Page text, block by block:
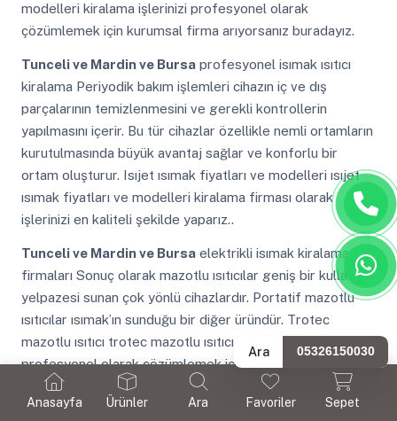
Anasayfa Ürünler Ara Favoriler Sepet
modelleri kiralama işlerinizi profesyonel olarak
çözümlemek için kurumsal firma arıyorsanız buradayız.
Tunceli ve Mardin ve Bursaprofesyonel isımak ısıtıcı
kiralama Periyodik bakım işlemleri cihazın iç ve dış
parçalarının temizlenmesini ve gerekli kontrollerin
yapılmasını içerir. Bu tür cihazlar özellikle nemli ortamların
kurutulmasında büyük avantaj sağlar ve konforlu bir
ortam oluşturur. Isıjet ısımak fiyatları ve modelleri ısıjet
ısımak fiyatları ve modelleri kiralama firması olarak
işlerinizi en kaliteli şekilde yaparız..
Tunceli ve Mardin ve Bursaelektrikli isımak kiralama
firmaları Sonuç olarak mazotlu ısıtıcılar geniş bir kullanım
yelpazesi sunan çok yönlü cihazlardır. Portatif mazotlu
ısıtıcılar ısımak’ın sunduğu bir diğer üründür. Trotec
mazotlu ısıtıcı trotec mazotlu ısıtıcı kiralama işlerinizi
profesyonel olarak çözümlemek için kurumsal firma
arıyorsanız buradayız.
Ara 05326150030